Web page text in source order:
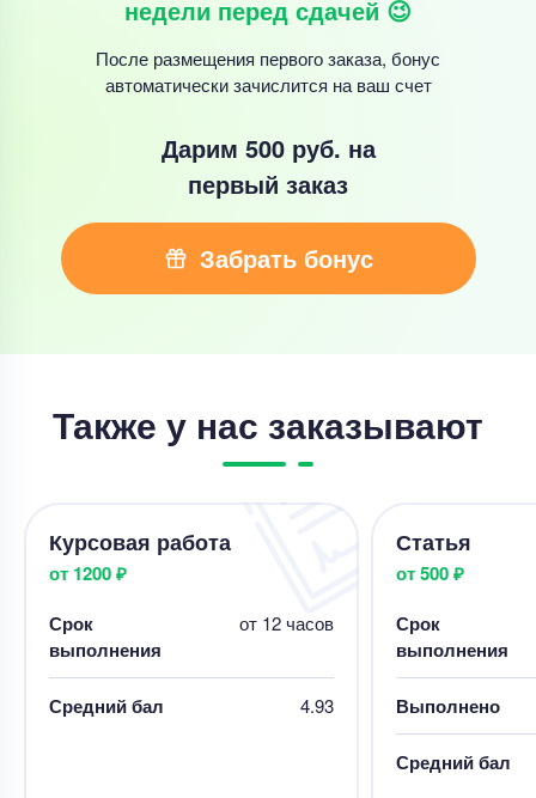
недели перед сдачей 😉
После размещения первого заказа, бонус
автоматически зачислится на ваш счет
Дарим 500 руб. на
первый заказ
Забрать бонус
Также у нас заказывают
Курсовая работа
от 1200 ₽
Срок
выполнения
от 12 часов
Средний бал 4.93
Статья
от 500 ₽
Срок
выполнения
Выполнено
Средний бал